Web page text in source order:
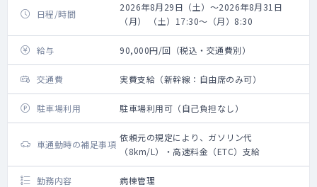
日程/時間
2026年8月29日（土）～2026年8月31日
（月） （土）17:30～（月）8:30
給与 90,000円/回（税込・交通費別）
交通費 実費支給（新幹線：自由席のみ可）
駐車場利用 駐車場利用可（自己負担なし）
車通勤時の補足事項
依頼元の規定により、ガソリン代
（8km/L）・高速料金（ETC）支給
勤務内容 病棟管理